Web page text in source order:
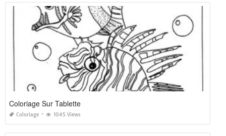
Coloriage Sur Tablette
Coloriage 1045 Views